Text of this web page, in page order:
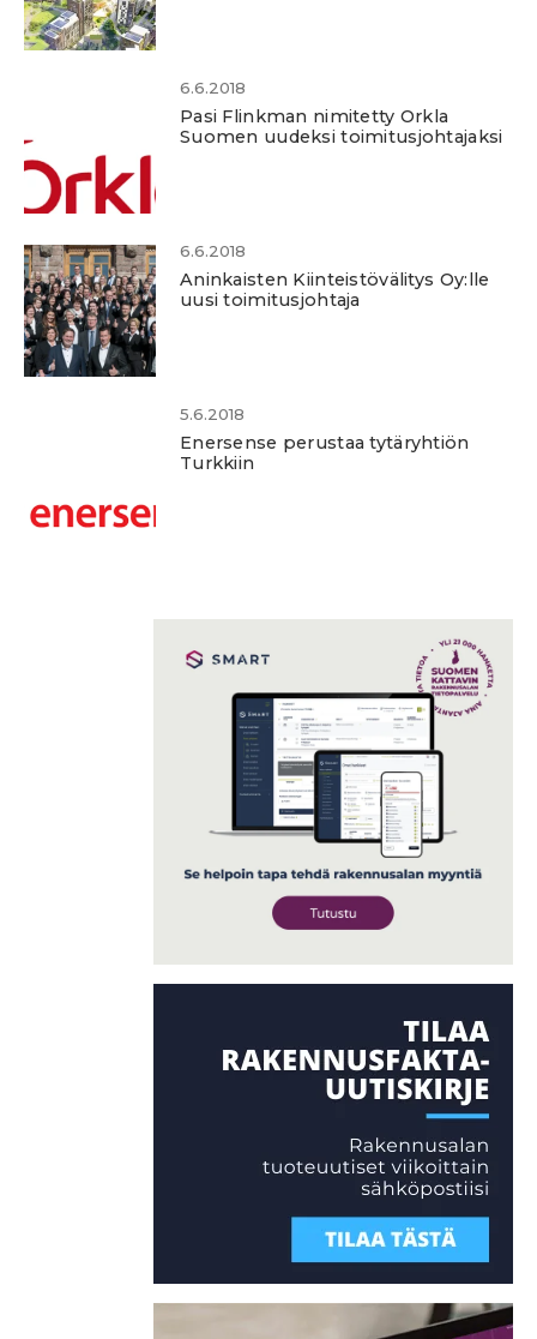
6.6.2018
Pasi Flinkman nimitetty Orkla
Suomen uudeksi toimitusjohtajaksi
6.6.2018
Aninkaisten Kiinteistövälitys Oy:lle
uusi toimitusjohtaja
5.6.2018
Enersense perustaa tytäryhtiön
Turkkiin